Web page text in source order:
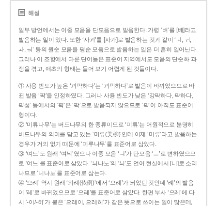
해설
일부 방언에서는 이중 모음을 단모음으로 발음한다. 가령 ‘벼’를 [베]라고
발음하는 일이 있다. 또한 ‘사과’를 [사가]로 발음하는 것과 같이 ‘ㅚ, ㅟ,
ㅘ, ㅝ’ 등의 원순 모음을 평순 모음으로 발음하는 일은 더 흔히 일어난다.
그러나 이 조항에서 다룬 단어들은 표준어 지역에서도 모음의 단순화 과
정을 겪고, 애초의 형태는 들어 보기 어렵게 된 것들이다.
① 사용 빈도가 높은 ‘괴퍅하다’는 ‘괴팍하다’로 발음이 바뀌었으므로 바
뀐 발음 ‘팍’을 인정하였다. 그러나 사용 빈도가 낮은 ‘강퍅하다, 퍅하다,
퍅성’ 등에서의 ‘퍅’은 ‘팍’으로 발음되지 않으므로 ‘퍅’이 아직도 표준어
형이다.
② ‘미류나무’는 버드나무의 한 종류이므로 ‘미류’는 어원적으로 분명히
버드나무의 의미를 담고 있는 ‘미류(美柳)’인데 이제 ‘미류’라고 발음하는
경우가 거의 없기 때문에 ‘미루나무’를 표준어로 삼았다.
③ ‘여느’도 원래 ‘여늬’였으나 이중 모음 ‘ㅢ’가 단모음 ‘ㅡ’로 변하였으므
로 ‘여느’를 표준어로 삼았다. ‘늬나노’의 ‘늬’도 언어 현실에서 [니]로 소리
나므로 ‘니나노’를 표준어로 삼는다.
④ ‘으례’ 역시 원래 ‘의례(依例)’에서 ‘으례’가 되었던 것인데 ‘례’의 발음
이 ‘레’로 바뀌었으므로 ‘으레’를 표준어로 삼았다. 한편 부사 ‘으레’에 다
시 ‘-이/-히’가 붙은 ‘으레이, 으레히’가 같은 뜻으로 쓰이는 일이 많은데,